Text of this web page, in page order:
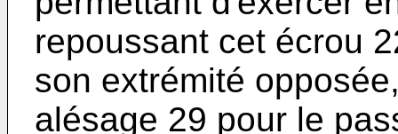
repoussant cet écrou
son extrémité
alésage 29 pour le